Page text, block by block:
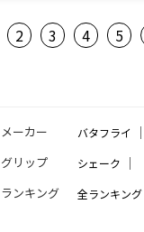
2 3 4 5
メーカー バタフライ ｜
グリップ シェーク ｜
ランキング 全ランキング